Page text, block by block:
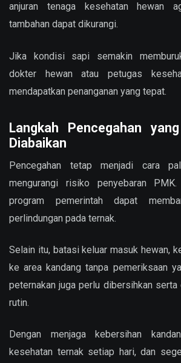
anjuran tenaga kesehatan hewan
tambahan dapat dikurangi.
Jika kondisi sapi semakin
dokter hewan atau petugas
mendapatkan penanganan yang tepat.
Langkah Pencegahan
Diabaikan
Pencegahan tetap menjadi cara
mengurangi risiko penyebaran
program pemerintah dapat
perlindungan pada ternak.
Selain itu, batasi keluar masuk hewan,
ke area kandang tanpa pemeriksaan
peternakan juga perlu dibersihkan
rutin.
Dengan menjaga kebersihan
kesehatan ternak setiap hari, dan